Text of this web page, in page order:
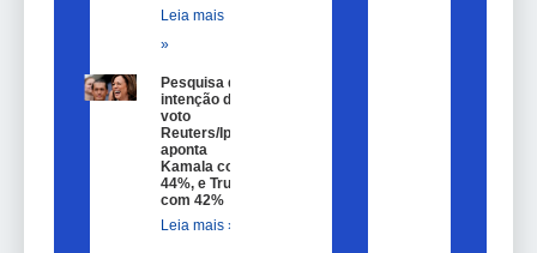
Leia mais
»
Pesquisa de
intenção de
voto
Reuters/Ipsos
aponta
Kamala com
44%, e Trump
com 42%
Leia mais »